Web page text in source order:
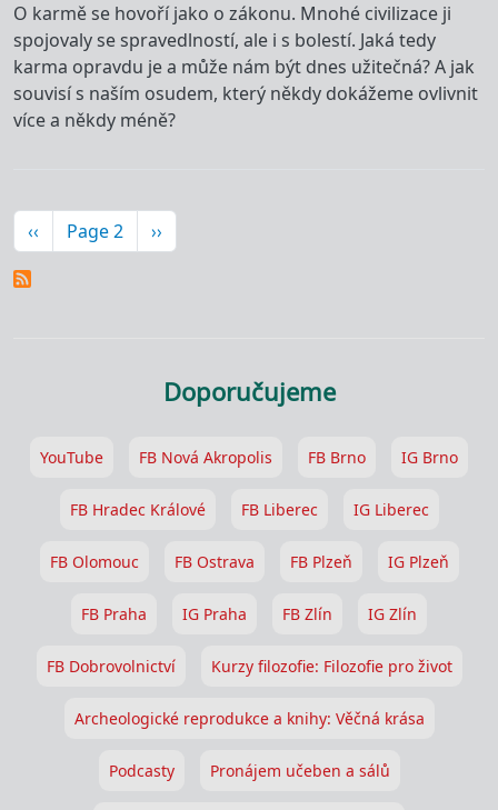
O karmě se hovoří jako o zákonu. Mnohé civilizace ji
spojovaly se spravedlností, ale i s bolestí. Jaká tedy
karma opravdu je a může nám být dnes užitečná? A jak
souvisí s naším osudem, který někdy dokážeme ovlivnit
více a někdy méně?
Pagination
Předchozí stránka
‹‹ Page 2 Následující stránka
››
Doporučujeme
YouTube FB Nová Akropolis FB Brno IG Brno
FB Hradec Králové FB Liberec IG Liberec
FB Olomouc FB Ostrava FB Plzeň IG Plzeň
FB Praha IG Praha FB Zlín IG Zlín
FB Dobrovolnictví Kurzy filozofie: Filozofie pro život
Archeologické reprodukce a knihy: Věčná krása
Podcasty Pronájem učeben a sálů